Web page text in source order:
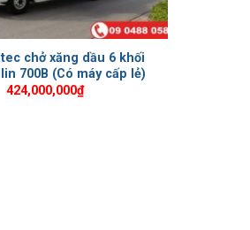
chở xăng dầu 6 khối
700B (Có máy cấp lẻ)
424,000,000₫